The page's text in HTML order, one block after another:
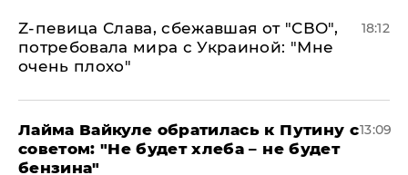
Z-певица Слава, сбежавшая от "СВО",
потребовала мира с Украиной: "Мне
очень плохо"
18:12
Лайма Вайкуле обратилась к Путину с
советом: "Не будет хлеба – не будет
бензина"
13:09